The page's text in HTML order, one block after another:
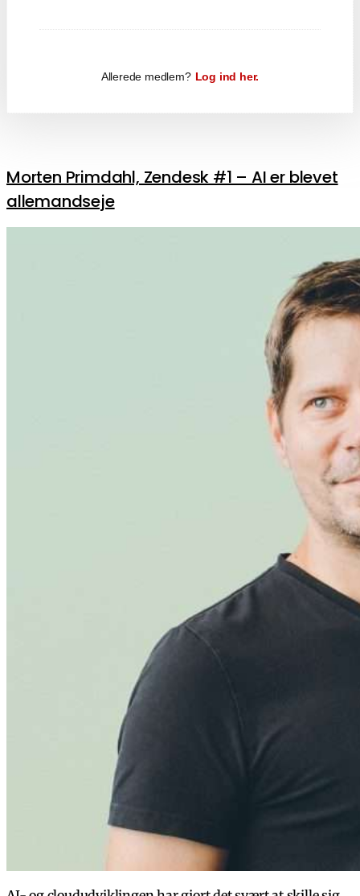
Allerede medlem? Log ind her.
Morten Primdahl, Zendesk #1 – AI er blevet
allemandseje